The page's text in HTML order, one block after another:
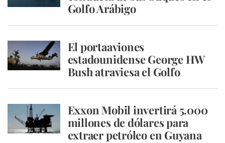
Golfo Arábigo
El portaaviones
estadounidense George HW
Bush atraviesa el Golfo
Exxon Mobil invertirá 5.000
millones de dólares para
extraer petróleo en Guyana